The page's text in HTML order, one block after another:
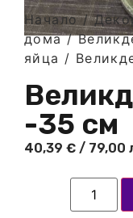
Начало/
дома/
яйца /
-35 см
40,39 € / 79,00